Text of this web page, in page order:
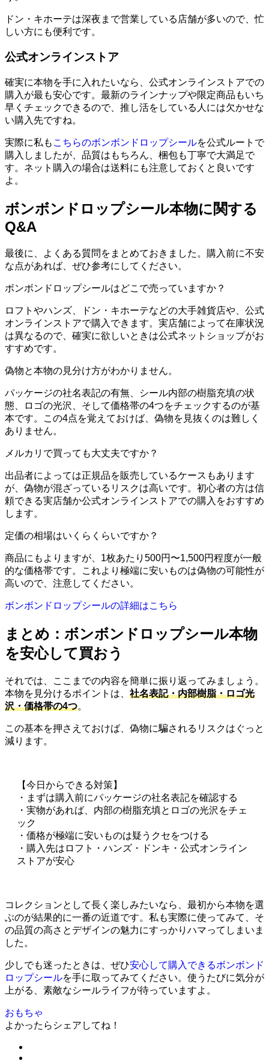
ドン・キホーテは深夜まで営業している店舗が多いので、忙
しい方にも便利です。
公式オンラインストア
確実に本物を手に入れたいなら、公式オンラインストアでの
購入が最も安心です。最新のラインナップや限定商品もいち
早くチェックできるので、推し活をしている人には欠かせな
い購入先ですね。
実際に私も こちらのボンボンドロップシールを公式ルートで
購入しましたが、品質はもちろん、梱包も丁寧で大満足で
す。ネット購入の場合は送料にも注意しておくと良いです
よ。
ボンボンドロップシール本物に関する
Q&A
最後に、よくある質問をまとめておきました。購入前に不安
な点があれば、ぜひ参考にしてください。
ボンボンドロップシールはどこで売っていますか？
ロフトやハンズ、ドン・キホーテなどの大手雑貨店や、公式
オンラインストアで購入できます。実店舗によって在庫状況
は異なるので、確実に欲しいときは公式ネットショップがお
すすめです。
偽物と本物の見分け方がわかりません。
パッケージの社名表記の有無、シール内部の樹脂充填の状
態、ロゴの光沢、そして価格帯の4つをチェックするのが基
本です。この4点を覚えておけば、偽物を見抜くのは難しく
ありません。
メルカリで買っても大丈夫ですか？
出品者によっては正規品を販売しているケースもあります
が、偽物が混ざっているリスクは高いです。初心者の方は信
頼できる実店舗か公式オンラインストアでの購入をおすすめ
します。
定価の相場はいくらくらいですか？
商品にもよりますが、1枚あたり500円〜1,500円程度が一般
的な価格帯です。これより極端に安いものは偽物の可能性が
高いので、注意してください。
ボンボンドロップシールの詳細はこちら
まとめ：ボンボンドロップシール本物
を安心して買おう
それでは、ここまでの内容を簡単に振り返ってみましょう。
本物を見分けるポイントは、 社名表記・内部樹脂・ロゴ光
沢・価格帯の4つ。
この基本を押さえておけば、偽物に騙されるリスクはぐっと
減ります。
【今日からできる対策】
・まずは購入前にパッケージの社名表記を確認する
・実物があれば、内部の樹脂充填とロゴの光沢をチェ
ック
・価格が極端に安いものは疑うクセをつける
・購入先はロフト・ハンズ・ドンキ・公式オンライン
ストアが安心
コレクションとして長く楽しみたいなら、最初から本物を選
ぶのが結果的に一番の近道です。私も実際に使ってみて、そ
の品質の高さとデザインの魅力にすっかりハマってしまいま
した。
少しでも迷ったときは、ぜひ安心して購入できるボンボンド
ロップシールを手に取ってみてください。使うたびに気分が
上がる、素敵なシールライフが待っていますよ。
おもちゃ
よかったらシェアしてね！